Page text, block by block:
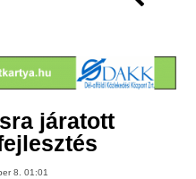
járatott
8. 01:01